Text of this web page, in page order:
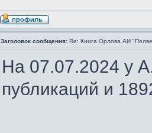
Заголовок сообщения: Re: Книга Орлова АИ
На 07.07.2024 у
публикаций и